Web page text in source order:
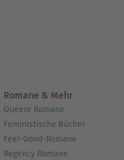
Romane & Mehr
Queere Romane
Feministische Bücher
Feel-Good-Romane
Regency Romane